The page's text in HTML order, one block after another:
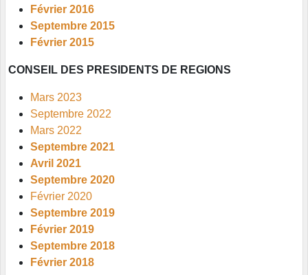
Février 2016
Septembre 2015
Février 2015
CONSEIL DES PRESIDENTS DE REGIONS
Mars 2023
Septembre 2022
Mars 2022
Septembre 2021
Avril 2021
Septembre 2020
Février 2020
Septembre 2019
Février 2019
Septembre 2018
Février 2018